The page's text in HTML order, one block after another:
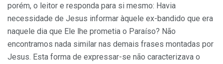
porém, o leitor e responda para si mesmo: Havia
necessidade de Jesus informar àquele ex-bandido que era
naquele dia que Ele lhe prometia o Paraíso? Não
encontramos nada similar nas demais frases montadas por
Jesus. Esta forma de expressar-se não caracterizava o